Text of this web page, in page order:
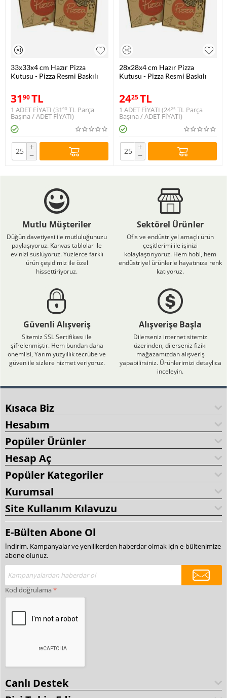
33x33x4 cm Hazır Pizza
Kutusu - Pizza Resmi Baskılı
3190TL
1 ADET FİYATI (31 90 TL Parça
Başına / ADET FİYATI)
+
−
28x28x4 cm Hazır Pizza
Kutusu - Pizza Resmi Baskılı
2425TL
1 ADET FİYATI (2425 TL Parça
Başına / ADET FİYATI)
+
−
Mutlu Müşteriler
Düğün davetiyesi ile mutluluğunuzu
paylaşıyoruz. Kanvas tablolar ile
evinizi süslüyoruz. Yüzlerce farklı
ürün çeşidimiz ile özel
hissettiriyoruz.
Sektörel Ürünler
Ofis ve endüstriyel amaçlı ürün
çeşitlerimi ile işinizi
kolaylaştırıyoruz. Hem hobi, hem
endüstriyel ürünlerle hayatınıza renk
katıyoruz.
Güvenli Alışveriş
Sitemiz SSL Sertifikası ile
şifrelenmiştir. Hem bundan daha
önemlisi, Yarım yüzyıllık tecrübe ve
güven ile sizlere hizmet veriyoruz.
Alışverişe Başla
Dilerseniz internet sitemiz
üzerinden, dilerseniz fiziki
mağazamızdan alışveriş
yapabilirsiniz. Ürünlerimizi detaylıca
inceleyin.
Kısaca Biz
Hesabım
Popüler Ürünler
Hesap Aç
Popüler Kategoriler
Kurumsal
Site Kullanım Kılavuzu
E-Bülten Abone Ol
İndirim, Kampanyalar ve yenilikerden haberdar olmak için e-bültenimize
abone olunuz.
Kod doğrulama
Canlı Destek